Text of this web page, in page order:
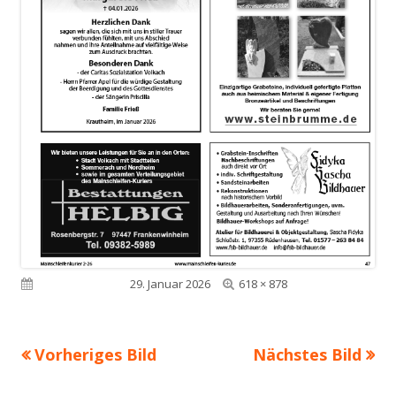
Veröffentlicht am29. Januar 2026
Volle
618 × 878
Vorheriges Bild Nächstes Bild